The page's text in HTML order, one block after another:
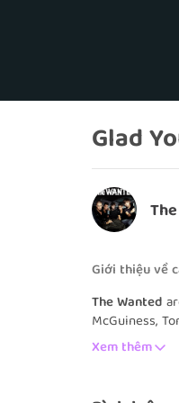
Glad
Giới thiệu về
The Wanted
McGuiness,
Universal
Xem thêm